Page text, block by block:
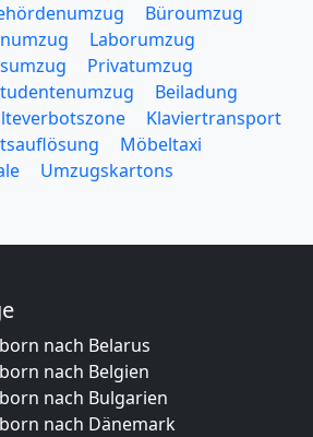
Büroumzug
Laborumzug
Privatumzug
Beiladung
Klaviertransport
Möbeltaxi
Umzugskartons
nach Belarus
nach Belgien
nach Bulgarien
nach Dänemark